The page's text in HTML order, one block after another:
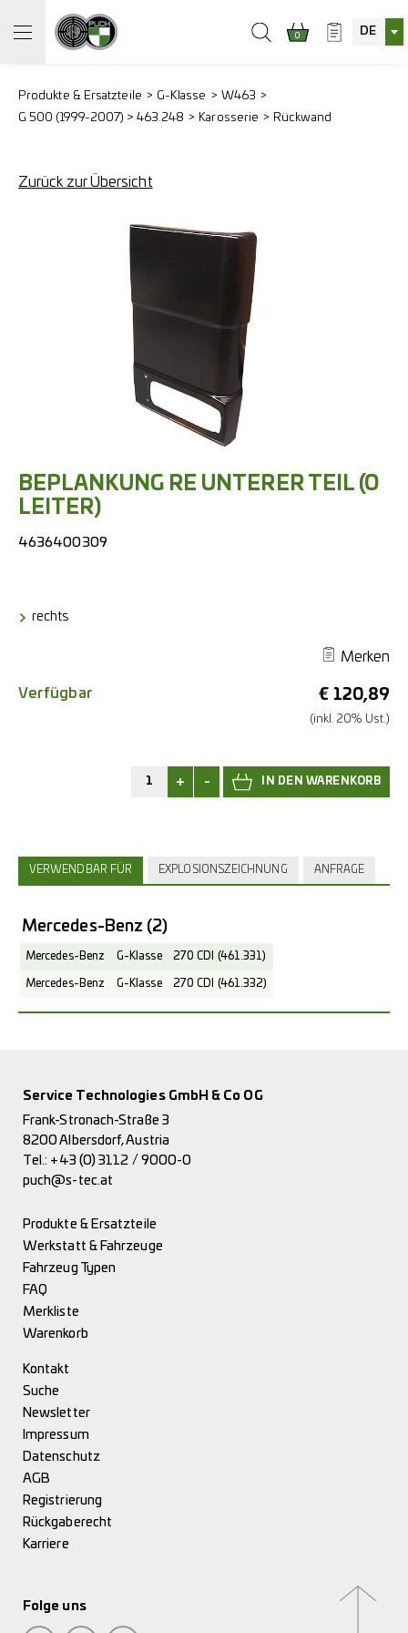
0 DE
Produkte & Ersatzteile G-Klasse
W463
G 500 (1999-2007) > 463.248
Karosserie Rückwand
Zurück zur Übersicht
BEPLANKUNG RE UNTERER TEIL (O
LEITER)
4636400309
rechts
Merken
€ 120,89
(inkl. 20% Ust.)
Verfügbar
+ -
VERWENDBAR FÜR EXPLOSIONSZEICHNUNG ANFRAGE
Mercedes-Benz (2)
Mercedes-Benz G-Klasse 270 CDI (461.331)
Mercedes-Benz G-Klasse 270 CDI (461.332)
Service Technologies GmbH & Co OG
Frank-Stronach-Straße 3
8200 Albersdorf, Austria
Tel.: +43 (0) 3112 / 9000-0
puch@s-tec.at
Produkte & Ersatzteile
Werkstatt & Fahrzeuge
Fahrzeug Typen
FAQ
Merkliste
Warenkorb
Kontakt
Suche
Newsletter
Impressum
Datenschutz
AGB
Registrierung
Rückgaberecht
Karriere
Folge uns